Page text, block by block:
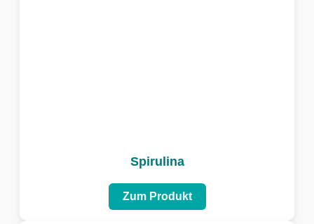
Spirulina
Zum Produkt